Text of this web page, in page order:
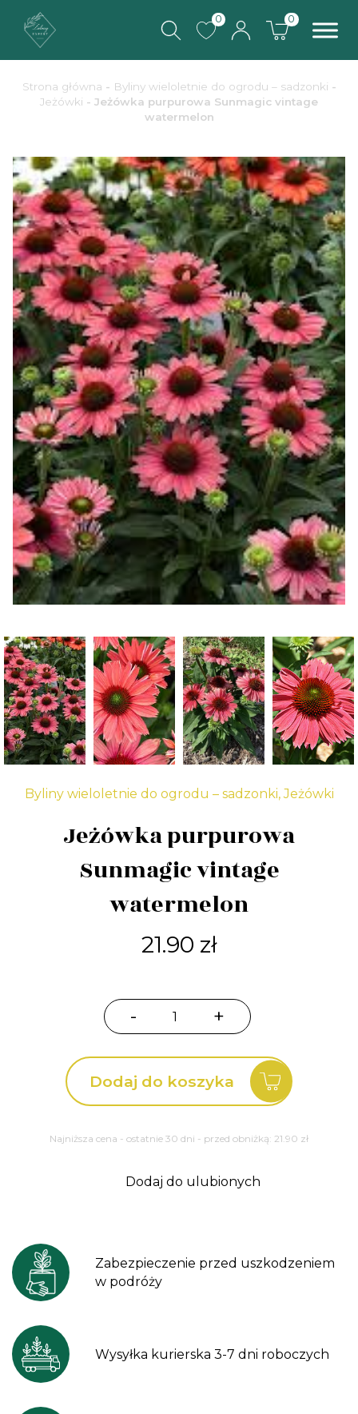
0 0
Strona główna - Byliny wieloletnie do ogrodu – sadzonki -
Jeżówki - Jeżówka purpurowa Sunmagic vintage
watermelon
Byliny wieloletnie do ogrodu – sadzonki,Jeżówki
Jeżówka purpurowa
Sunmagic vintage
watermelon
21.90 zł
-
ilość
purpurowa
Sunmagic
+
Dodaj do koszyka
Najniższa cena - ostatnie 30 dni - przed obniżką: 21.90 zł
Dodaj do ulubionych
Zabezpieczenie przed uszkodzeniem
w podróży
Wysyłka kurierska 3-7 dni roboczych